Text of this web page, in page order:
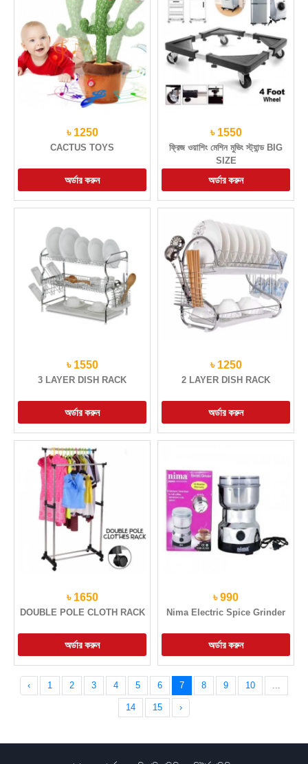
৳ 1250
CACTUS TOYS
৳ 1550
ফ্রিজ ওয়াশিং মেশিন মুভিং স্ট্যান্ড BIG
SIZE
৳ 1550
3 LAYER DISH RACK
৳ 1250
2 LAYER DISH RACK
৳ 1650
DOUBLE POLE CLOTH RACK
৳ 990
Nima Electric Spice Grinder
‹ 1 2 3 4 5 6 7 8 9 10
14 15 ›